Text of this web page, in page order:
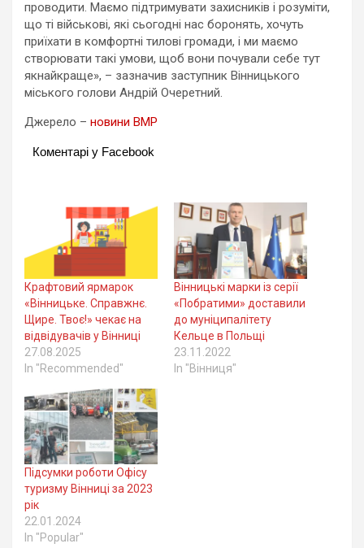
проводити. Маємо підтримувати захисників і розуміти,
що ті військові, які сьогодні нас боронять, хочуть
приїхати в комфортні тилові громади, і ми маємо
створювати такі умови, щоб вони почували себе тут
якнайкраще», – зазначив заступник Вінницького
міського голови Андрій Очеретний.
Джерело – новини ВМР
Коментарі у Facebook
Крафтовий ярмарок
«Вінницьке. Справжнє.
Щире. Твоє!» чекає на
відвідувачів у Вінниці
27.08.2025
In "Recommended"
Вінницькі марки із серії
«Побратими» доставили
до муніципалітету
Кельце в Польщі
23.11.2022
In "Вінниця"
Підсумки роботи Офісу
туризму Вінниці за 2023
рік
22.01.2024
In "Popular"